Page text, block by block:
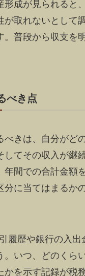
形成が見られると
が取れないとして
。普段から収支を
べき点
べきは、自分がど
してその収入が継
年間での合計金額
分に当てはまるか
履歴や銀行の入出
。いつ、どのくら
かを示す記録が税